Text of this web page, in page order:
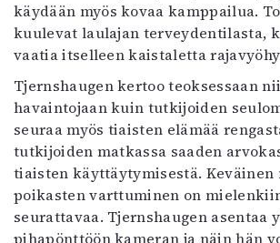
Info
Tilaus ja irtonumerot
Toimitus
Mediatiedot
Kaltio ry
käydään myös kovaa kamppailua.
kuulevat laulajan terveydentilasta,
vaatia itselleen kaistaletta
Tjernshaugen kertoo teoksessaan
havaintojaan kuin tutkijoiden
seuraa myös tiaisten elämää
tutkijoiden matkassa saaden
tiaisten käyttäytymisestä. Keväinen
poikasten varttuminen on
seurattavaa. Tjernshaugen asentaa
pihapönttöön kameran ja näin hän